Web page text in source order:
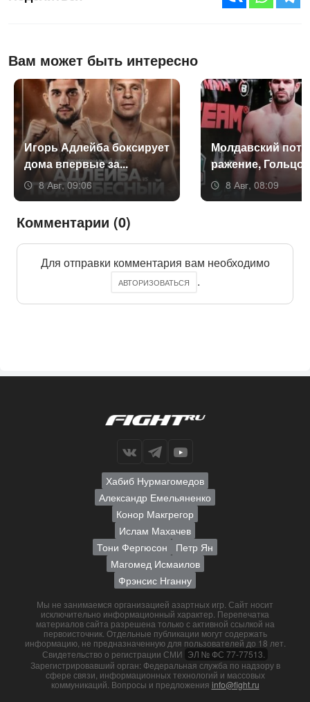
Вам может быть интересно
Игорь Ад­лей­ба бок­си­ру­ет
до­ма впер­вые за...
8 Авг, 09:06
Мол­давс­кий
раже­ние,
8 Авг, 08:09
Комментарии (0)
Для отправки комментария вам необходимо
АВТОРИЗОВАТЬСЯ .
Хабиб Нурмагомедов
Александр Емельяненко
Конор Макгрегор
Ислам Махачев
Тони Фергюсон
Петр Ян
Магомед Исмаилов
Фрэнсис Нганну
Мы не занимаемся организацией азартных игр. Сайт носит
исключительно информационный характер. Перепечатка
материалов сайта разрешена только с активной ссылкой на
первоисточник. Отдельные публикации могут содержать
информацию, не предназначенную для пользователей до 18 лет.
Свидетельство о регистрации СМИ ЭЛ № ФС 77-77513.
Зарегистрировавший орган: Федеральная служба по надзору в
сфере связи, информационных технологий и массовых
коммуникаций. Вопросы и предложения info@fight.ru